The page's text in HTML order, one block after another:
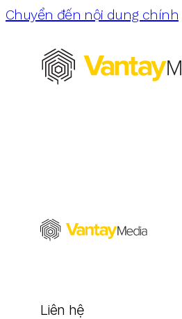
Chuyển đến nội dung chính
Liên hệ